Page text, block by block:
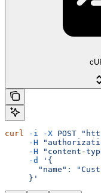
curl -i -X POST
     -H
     -H
"content-
     -d
'{
"name":
     }'